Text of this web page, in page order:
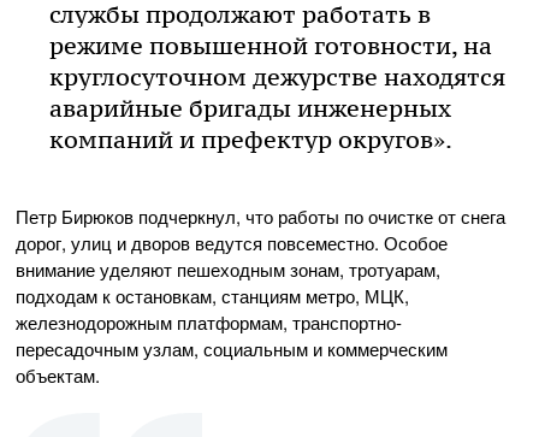
службы продолжают работать в
режиме повышенной готовности, на
круглосуточном дежурстве находятся
аварийные бригады инженерных
компаний и префектур округов».
Петр Бирюков подчеркнул, что работы по очистке от снега
дорог, улиц и дворов ведутся повсеместно. Особое
внимание уделяют пешеходным зонам, тротуарам,
подходам к остановкам, станциям метро, МЦК,
железнодорожным платформам, транспортно-
пересадочным узлам, социальным и коммерческим
объектам.